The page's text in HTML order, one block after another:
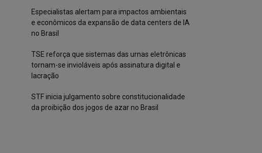
Especialistas alertam para impactos ambientais
e econômicos da expansão de data centers de IA
no Brasil
TSE reforça que sistemas das urnas eletrônicas
tornam-se invioláveis após assinatura digital e
lacração
STF inicia julgamento sobre constitucionalidade
da proibição dos jogos de azar no Brasil